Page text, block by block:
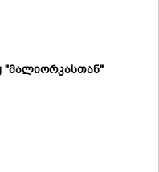
"მალიორკასთან"